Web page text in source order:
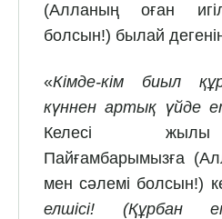
(Алланың оған
болсын!) былай
«Кімде-кім биыл
күннен артық үйде
Келесі жылы
Пайғамбарымызға
мен сәлемі болсын!)
елшісі! (Құрбан